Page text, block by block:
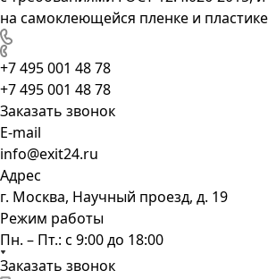
на самоклеющейся пленке и пластике
+7 495 001 48 78
+7 495 001 48 78
Заказать звонок
E-mail
info@exit24.ru
Адрес
г. Москва, Научный проезд, д. 19
Режим работы
Пн. – Пт.: с 9:00 до 18:00
Заказать звонок